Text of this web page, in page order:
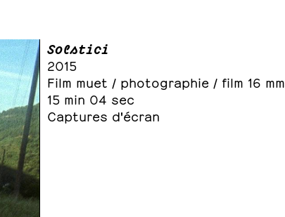
Solstici
2015
Film muet / photographie / film 16 mm
15 min 04 sec
Captures d'écran